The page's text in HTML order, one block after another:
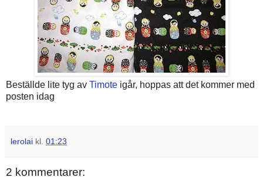
Beställde lite tyg av Timote igår, hoppas att det kommer med
posten idag
lerolai kl. 01:23
2 kommentarer: